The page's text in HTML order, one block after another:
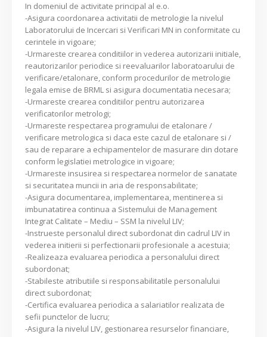
In domeniul de activitate principal al e.o.
-Asigura coordonarea activitatii de metrologie la nivelul
Laboratorului de Incercari si Verificari MN in conformitate cu
cerintele in vigoare;
-Urmareste crearea conditiilor in vederea autorizarii initiale,
reautorizarilor periodice si reevaluarilor laboratoarului de
verificare/etalonare, conform procedurilor de metrologie
legala emise de BRML si asigura documentatia necesara;
-Urmareste crearea conditiilor pentru autorizarea
verificatorilor metrologi;
-Urmareste respectarea programului de etalonare /
verificare metrologica si daca este cazul de etalonare si /
sau de reparare a echipamentelor de masurare din dotare
conform legislatiei metrologice in vigoare;
-Urmareste insusirea si respectarea normelor de sanatate
si securitatea muncii in aria de responsabilitate;
-Asigura documentarea, implementarea, mentinerea si
imbunatatirea continua a Sistemului de Management
Integrat Calitate – Mediu – SSM la nivelul LIV;
-Instrueste personalul direct subordonat din cadrul LIV in
vederea initierii si perfectionarii profesionale a acestuia;
-Realizeaza evaluarea periodica a personalului direct
subordonat;
-Stabileste atributiile si responsabilitatile personalului
direct subordonat;
-Certifica evaluarea periodica a salariatilor realizata de
sefii punctelor de lucru;
-Asigura la nivelul LIV, gestionarea resurselor financiare,